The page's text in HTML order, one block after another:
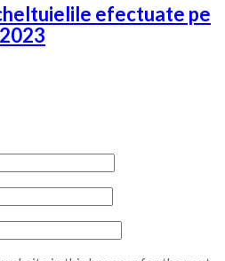
efectuate pe